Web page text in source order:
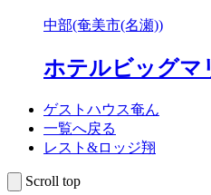
中部(奄美市(名瀬))
ホテルビッグマ
ゲストハウス奄ん
一覧へ戻る
レスト&ロッジ翔
Scroll top